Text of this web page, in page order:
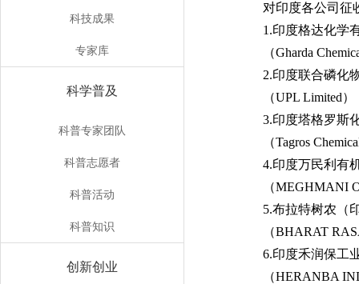
科技成果
专家库
科学普及
科普专家团队
科普志愿者
科普活动
科普知识
创新创业
对印度各公司征
1.印度格达化
（Gharda
2.印度联合磷
（UPL Limited）
3.印度塔格罗
（Tagros
4.印度万民利有
（MEGHMANI
5.布拉特树农（
（BHARAT
6.印度禾润保
（HERANBA